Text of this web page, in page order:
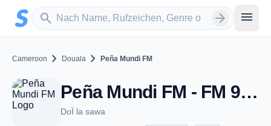
Zum Hauptinhalt springen
search
Sender suchen arrow_forward menu
Cameroon chevron_right Douala chevron_right Peña Mundi FM
Peña Mundi FM - FM 92.6 - Douala
DoÏ la sawa